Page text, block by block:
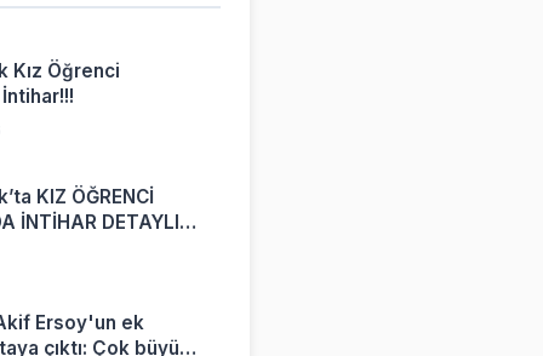
Kız Öğrenci
KIZ ÖĞRENCİ
İNTİHAR DETAYLI
Ersoy'un ek
çıktı: Çok büyük